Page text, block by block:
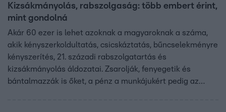
Kizsákmányolás, rabszolgaság: több embert érint,
mint gondolná
Akár 60 ezer is lehet azoknak a magyaroknak a száma,
akik kényszerkoldultatás, csicskáztatás, bűncselekményre
kényszerítés, 21. századi rabszolgatartás és
kizsákmányolás áldozatai. Zsarolják, fenyegetik és
bántalmazzák is őket, a pénz a munkájukért pedig az